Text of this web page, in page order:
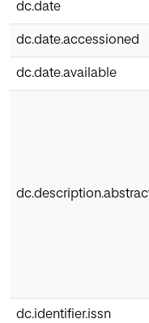
dc.date
dc.date.accessioned
dc.date.available
dc.identifier.issn